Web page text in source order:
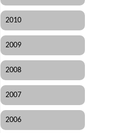
2010
2009
2008
2007
2006